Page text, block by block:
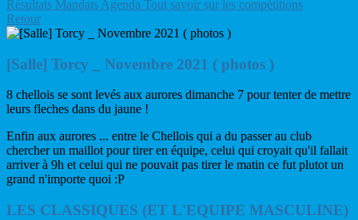
Résultats Mandats Agenda Tout savoir sur les compétitions
Retour
[Salle] Torcy _ Novembre 2021 ( photos )
8 chellois se sont levés aux aurores dimanche 7 pour tenter de mettre
leurs fleches dans du jaune !
Enfin aux aurores ... entre le Chellois qui a du passer au club
chercher un maillot pour tirer en équipe, celui qui croyait qu'il fallait
arriver à 9h et celui qui ne pouvait pas tirer le matin ce fut plutot un
grand n'importe quoi :P
LES CLASSIQUES (ET L'EQUIPE MASCULINE)